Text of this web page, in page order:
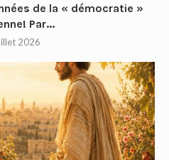
de la « démocratie »
Par...
2026